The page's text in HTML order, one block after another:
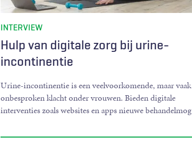
Hulp van digitale zorg bij urine-
incontinentie
INTERVIEW
Urine-incontinentie is een veelvoorkomende, maar vaak
onbesproken klacht onder vrouwen. Bieden digitale
interventies zoals websites en apps nieuwe behandelmog